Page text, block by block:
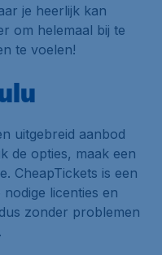
je heerlijk kan
om helemaal bij te
te voelen!
uitgebreid aanbod
de opties, maak een
CheapTickets is een
licenties en
zonder problemen